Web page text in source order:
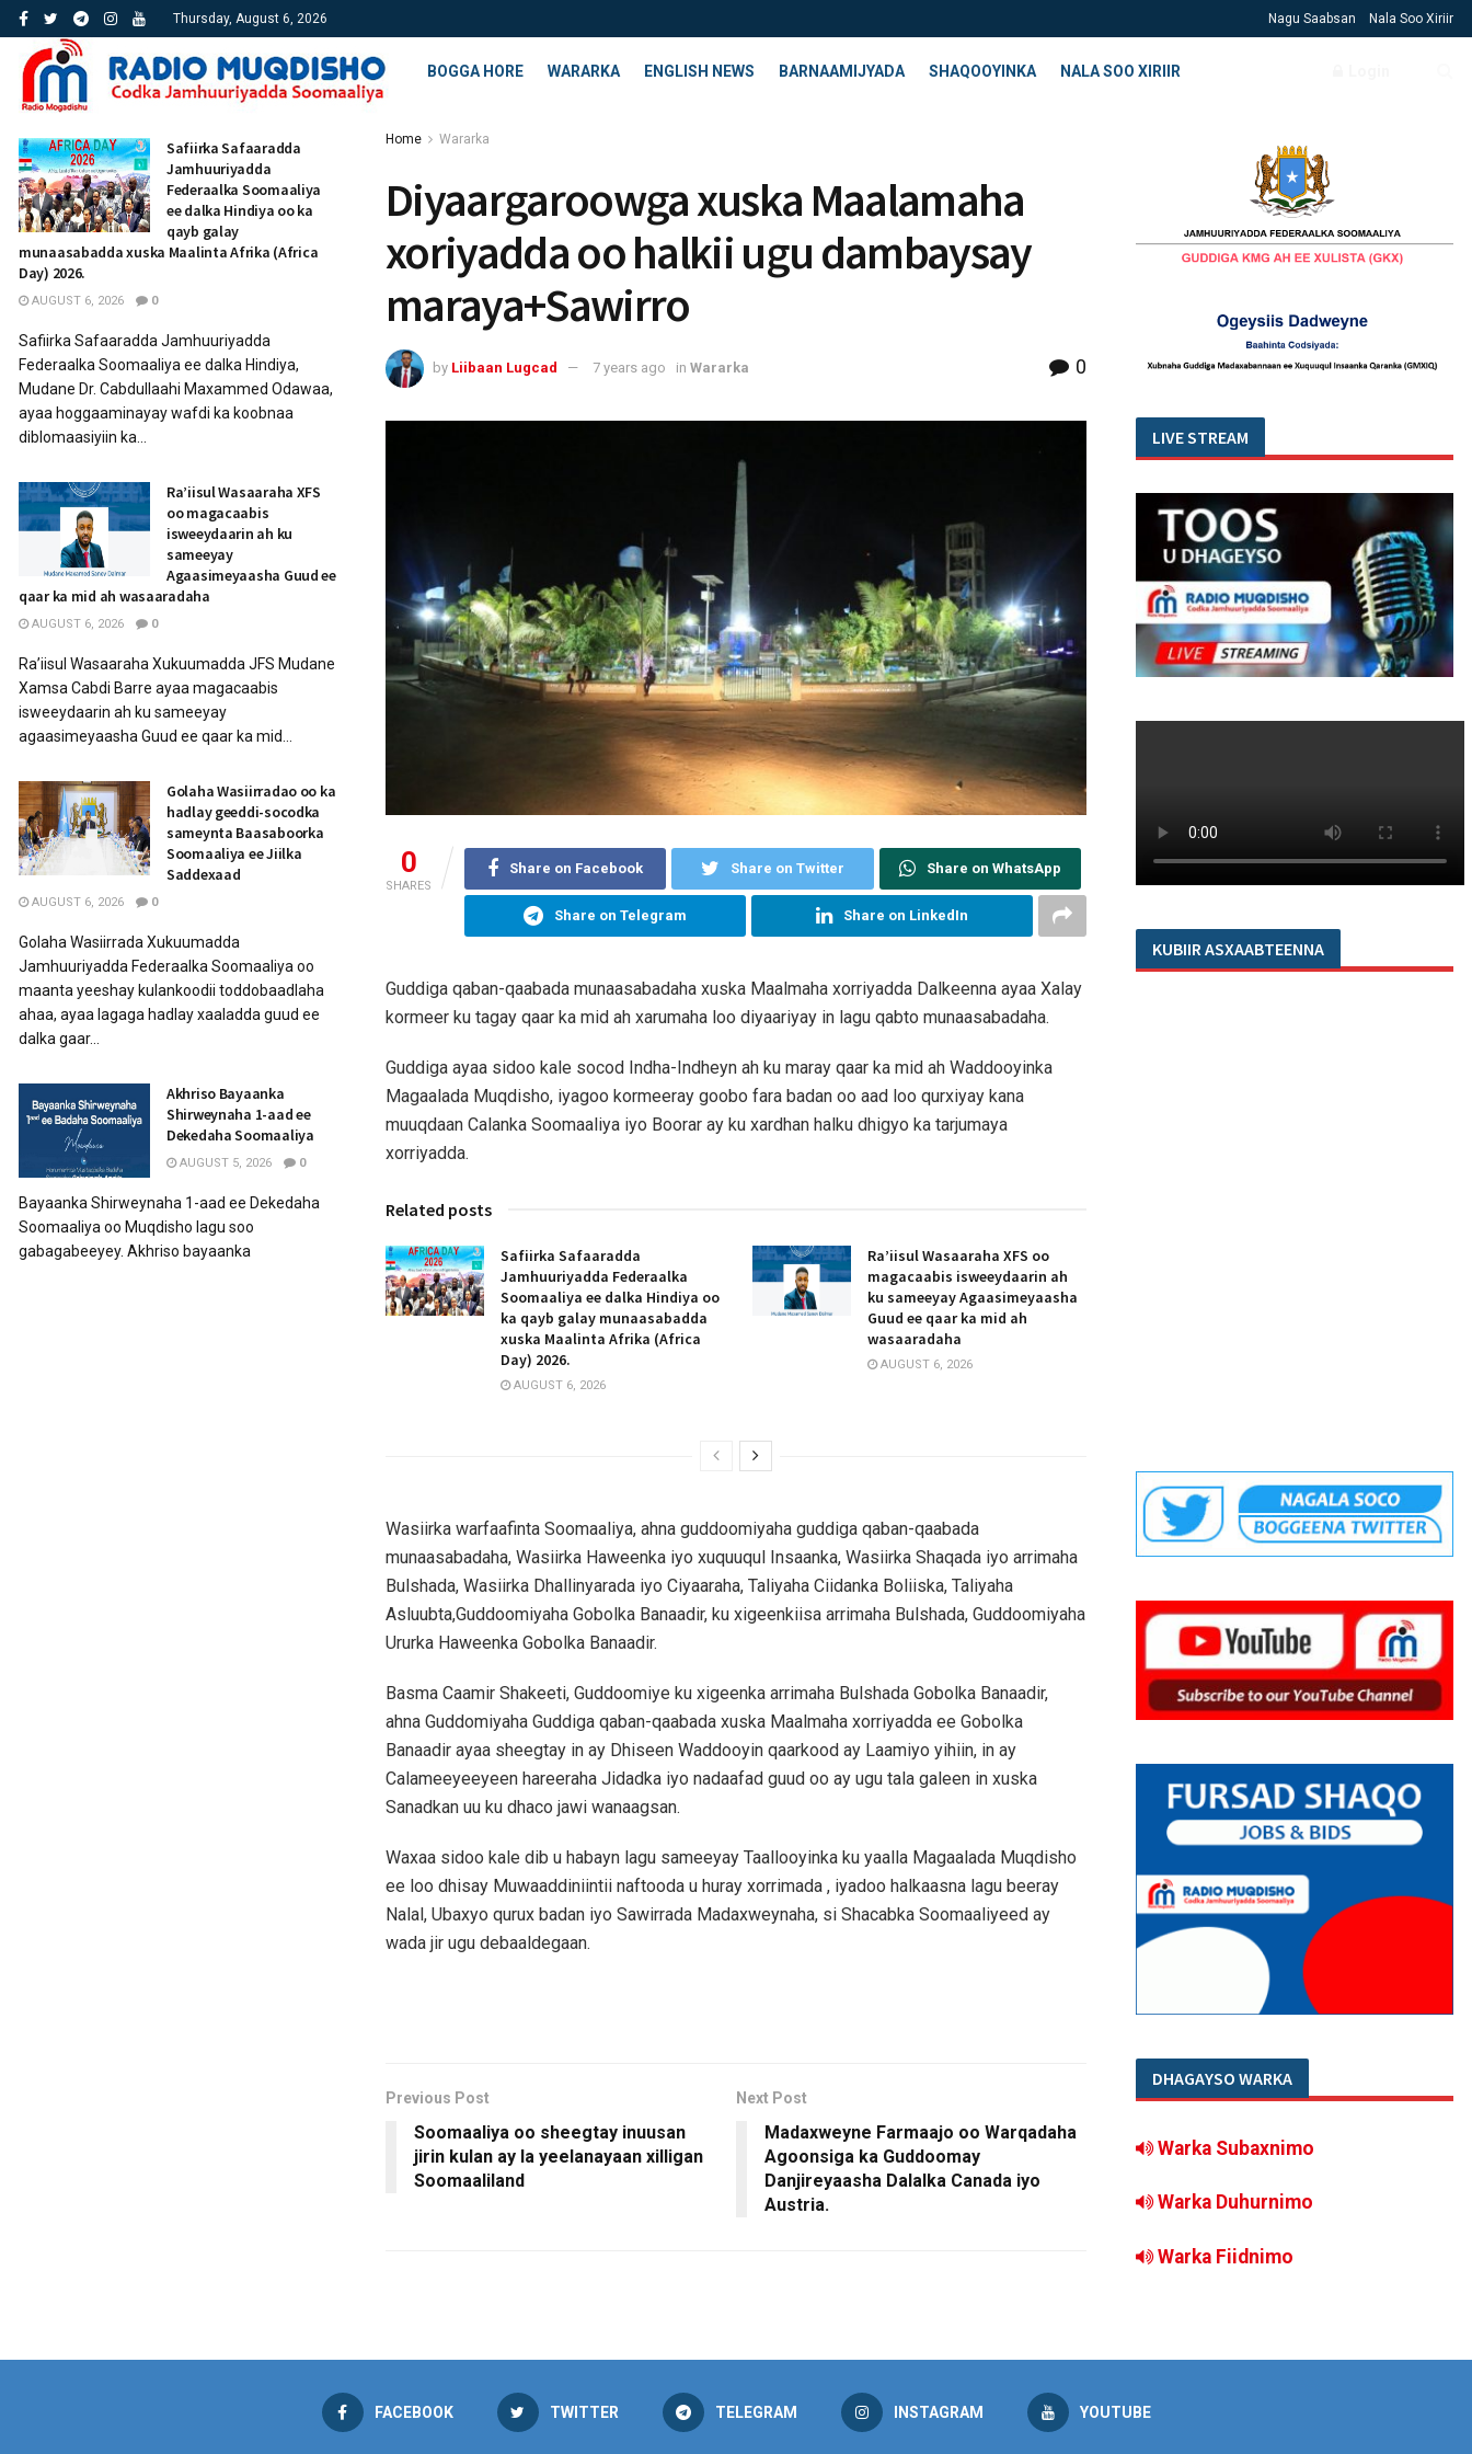
Thursday, August 6, 2026 Nagu Saabsan Nala Soo Xiriir
BOGGA HORE WARARKA ENGLISH NEWS BARNAAMIJYADA SHAQOOYINKA NALA SOO XIRIIR
Home Wararka
Diyaargaroowga xuska Maalamaha
xoriyadda oo halkii ugu dambaysay
maraya+Sawirro
by Liibaan Lugcad 7 years ago in Wararka 0
0
SHARES
Share on Facebook Share on Twitter Share on WhatsApp
Share on Telegram Share on LinkedIn
Guddiga qaban-qaabada munaasabadaha xuska Maalmaha xorriyadda Dalkeenna ayaa Xalay
kormeer ku tagay qaar ka mid ah xarumaha loo diyaariyay in lagu qabto munaasabadaha.
Guddiga ayaa sidoo kale socod Indha-Indheyn ah ku maray qaar ka mid ah Waddooyinka
Magaalada Muqdisho, iyagoo kormeeray goobo fara badan oo aad loo qurxiyay kana
muuqdaan Calanka Soomaaliya iyo Boorar ay ku xardhan halku dhigyo ka tarjumaya
xorriyadda.
Related posts
Safiirka Safaaradda
Jamhuuriyadda Federaalka
Soomaaliya ee dalka Hindiya oo
ka qayb galay munaasabadda
xuska Maalinta Afrika (Africa
Day) 2026.
AUGUST 6, 2026
Ra’iisul Wasaaraha XFS oo
magacaabis isweeydaarin ah
ku sameeyay Agaasimeyaasha
Guud ee qaar ka mid ah
wasaaradaha
AUGUST 6, 2026
Wasiirka warfaafinta Soomaaliya, ahna guddoomiyaha guddiga qaban-qaabada
munaasabadaha, Wasiirka Haweenka iyo xuquuqul Insaanka, Wasiirka Shaqada iyo arrimaha
Bulshada, Wasiirka Dhallinyarada iyo Ciyaaraha, Taliyaha Ciidanka Boliiska, Taliyaha
Asluubta,Guddoomiyaha Gobolka Banaadir, ku xigeenkiisa arrimaha Bulshada, Guddoomiyaha
Ururka Haweenka Gobolka Banaadir.
Basma Caamir Shakeeti, Guddoomiye ku xigeenka arrimaha Bulshada Gobolka Banaadir,
ahna Guddomiyaha Guddiga qaban-qaabada xuska Maalmaha xorriyadda ee Gobolka
Banaadir ayaa sheegtay in ay Dhiseen Waddooyin qaarkood ay Laamiyo yihiin, in ay
Calameeyeeyeen hareeraha Jidadka iyo nadaafad guud oo ay ugu tala galeen in xuska
Sanadkan uu ku dhaco jawi wanaagsan.
Waxaa sidoo kale dib u habayn lagu sameeyay Taallooyinka ku yaalla Magaalada Muqdisho
ee loo dhisay Muwaaddiniintii naftooda u huray xorrimada , iyadoo halkaasna lagu beeray
Nalal, Ubaxyo qurux badan iyo Sawirrada Madaxweynaha, si Shacabka Soomaaliyeed ay
wada jir ugu debaaldegaan.
Previous Post
Soomaaliya oo sheegtay inuusan
jirin kulan ay la yeelanayaan xilligan
Soomaaliland
Next Post
Madaxweyne Farmaajo oo Warqadaha
Agoonsiga ka Guddoomay
Danjireyaasha Dalalka Canada iyo
Austria.
Safiirka Safaaradda
Jamhuuriyadda
Federaalka Soomaaliya
ee dalka Hindiya oo ka
qayb galay
munaasabadda xuska Maalinta Afrika (Africa
Day) 2026.
AUGUST 6, 2026 0
Safiirka Safaaradda Jamhuuriyadda
Federaalka Soomaaliya ee dalka Hindiya,
Mudane Dr. Cabdullaahi Maxammed Odawaa,
ayaa hoggaaminayay wafdi ka koobnaa
diblomaasiyiin ka...
Ra’iisul Wasaaraha XFS
oo magacaabis
isweeydaarin ah ku
sameeyay
Agaasimeyaasha Guud ee
qaar ka mid ah wasaaradaha
AUGUST 6, 2026 0
Ra’iisul Wasaaraha Xukuumadda JFS Mudane
Xamsa Cabdi Barre ayaa magacaabis
isweeydaarin ah ku sameeyay
agaasimeyaasha Guud ee qaar ka mid...
Golaha Wasiirradao oo ka
hadlay geeddi-socodka
sameynta Baasaboorka
Soomaaliya ee Jiilka
Saddexaad
AUGUST 6, 2026 0
Golaha Wasiirrada Xukuumadda
Jamhuuriyadda Federaalka Soomaaliya oo
maanta yeeshay kulankoodii toddobaadlaha
ahaa, ayaa lagaga hadlay xaaladda guud ee
dalka gaar...
Akhriso Bayaanka
Shirweynaha 1-aad ee
Dekedaha Soomaaliya
AUGUST 5, 2026 0
Bayaanka Shirweynaha 1-aad ee Dekedaha
Soomaaliya oo Muqdisho lagu soo
gabagabeeyey. Akhriso bayaanka
LIVE STREAM
KUBIIR ASXAABTEENNA
DHAGAYSO WARKA
Warka Subaxnimo
Warka Duhurnimo
Warka Fiidnimo
FACEBOOK TWITTER TELEGRAM INSTAGRAM YOUTUBE